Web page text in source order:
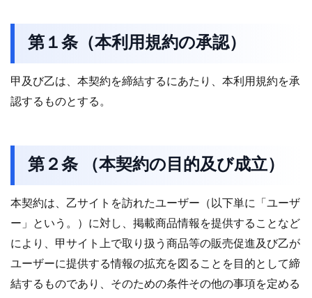
第１条（本利用規約の承認）
甲及び乙は、本契約を締結するにあたり、本利用規約を承
認するものとする。
第２条 （本契約の目的及び成立）
本契約は、乙サイトを訪れたユーザー（以下単に「ユーザ
ー」という。）に対し、掲載商品情報を提供することなど
により、甲サイト上で取り扱う商品等の販売促進及び乙が
ユーザーに提供する情報の拡充を図ることを目的として締
結するものであり、そのための条件その他の事項を定める